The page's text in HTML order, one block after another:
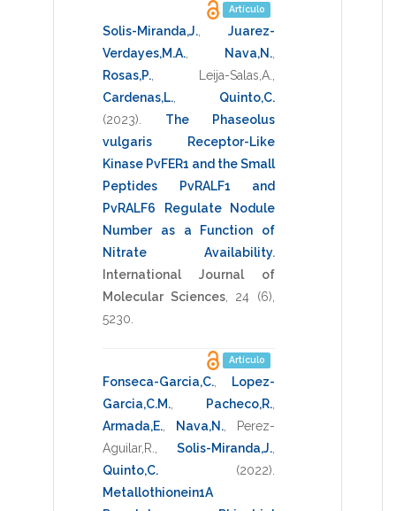
Artículo
Solis-Miranda,J.
Juarez-
Verdayes,M.A.
Nava,N.
Rosas,P.
Leija-Salas,A.
Cardenas,L.
Quinto,C.
(2023)
The Phaseolus
vulgaris Receptor-Like
Kinase PvFER1 and the Small
Peptides PvRALF1 and
PvRALF6 Regulate Nodule
Number as a Function of
Nitrate Availability.
International Journal of
Molecular Sciences, 24 (6),
5230
Artículo
Fonseca-Garcia,C.
Lopez-
Garcia,C.M.
Pacheco,R.
Armada,E.
Nava,N.
Perez-
Aguilar,R.
Solis-Miranda,J.
Quinto,C.
(2022)
Metallothionein1A